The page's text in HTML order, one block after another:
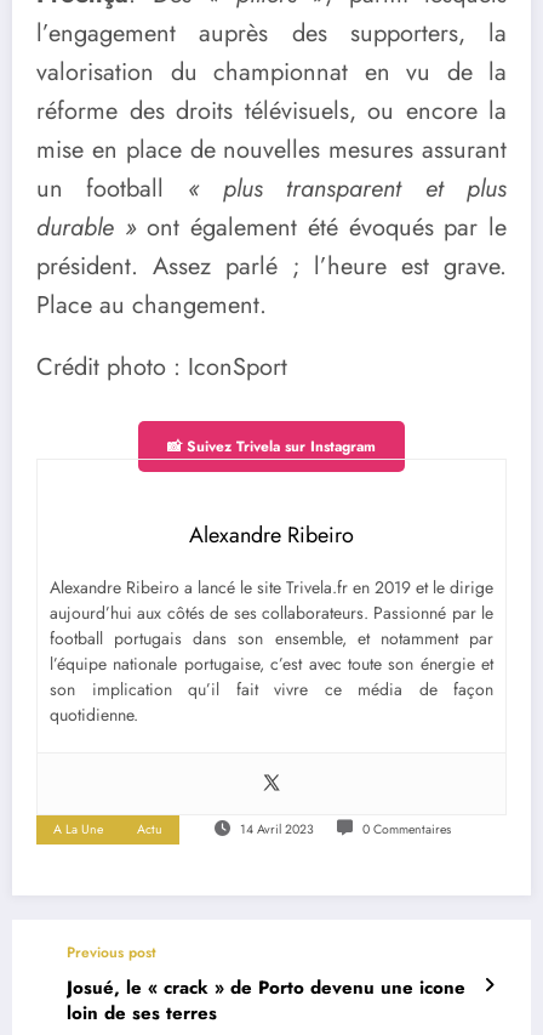
l’engagement auprès des supporters, la
valorisation du championnat en vu de la
réforme des droits télévisuels, ou encore la
mise en place de nouvelles mesures assurant
un football « plus transparent et plus
durable »ont également été évoqués par le
président. Assez parlé ; l’heure est grave.
Place au changement.
Crédit photo : IconSport
📸 Suivez Trivela sur Instagram
Alexandre Ribeiro
Alexandre Ribeiro a lancé le site Trivela.fr en 2019 et le dirige
aujourd’hui aux côtés de ses collaborateurs. Passionné par le
football portugais dans son ensemble, et notamment par
l’équipe nationale portugaise, c’est avec toute son énergie et
son implication qu’il fait vivre ce média de façon
quotidienne.
A La Une Actu 14 Avril 2023 0 Commentaires
Previous post
Josué, le « crack » de Porto devenu une icone
loin de ses terres